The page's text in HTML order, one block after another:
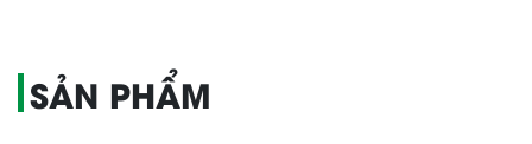
SẢN PHẨM